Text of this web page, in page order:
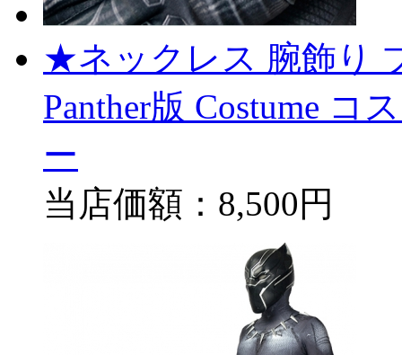
★ネックレス 腕飾り
Panther版 Costume コ
ー
当店価額： 8,500円